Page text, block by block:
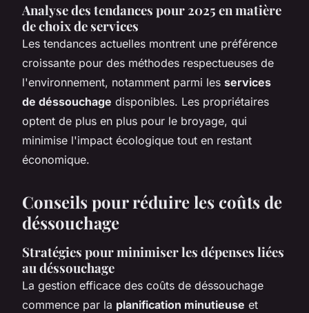
Analyse des tendances pour 2025 en matière
de choix de services
Les tendances actuelles montrent une préférence
croissante pour des méthodes respectueuses de
l'environnement, notamment parmi les services
de déssouchage disponibles. Les propriétaires
optent de plus en plus pour le broyage, qui
minimise l'impact écologique tout en restant
économique.
Conseils pour réduire les coûts de
déssouchage
Stratégies pour minimiser les dépenses liées
au déssouchage
La gestion efficace des coûts de déssouchage
commence par la planification minutieuse et